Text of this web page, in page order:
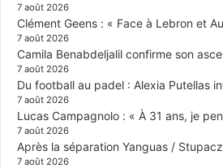
7 août 2026
Clément Geens : « Face à Lebron et
7 août 2026
Camila Benabdeljalil confirme son
7 août 2026
Du football au padel : Alexia Putellas
7 août 2026
Lucas Campagnolo : « À 31 ans, je
7 août 2026
Après la séparation Yanguas /
7 août 2026